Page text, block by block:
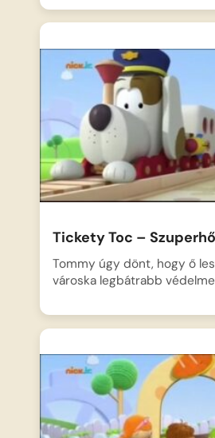
Tickety Toc –
Tommy úgy dönt, hogy ő
városka legbátrabb